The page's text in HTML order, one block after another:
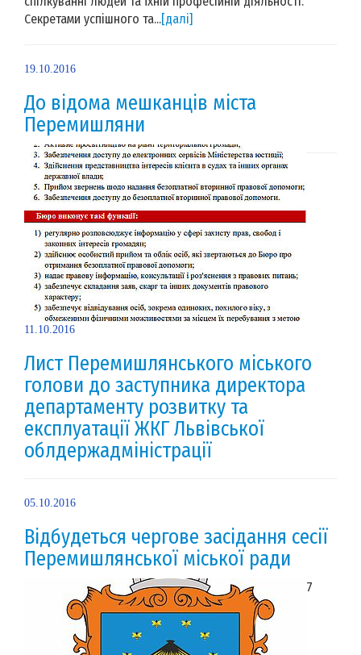
Секретами успішного та...[далі]
19.10.2016
До відома мешканців міста
Перемишляни
11.10.2016
Лист Перемишлянського міського
голови до заступника директора
департаменту розвитку та
експлуатації ЖКГ Львівської
облдержадміністрації
05.10.2016
Відбудеться чергове засідання сесії
Перемишлянської міської ради
7